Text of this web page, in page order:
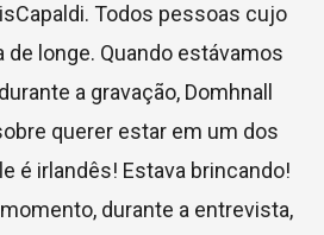
Todos pessoas cujo
de longe. Quando estávamos
a gravação, Domhnall
querer estar em um dos
é irlandês! Estava brincando!
durante a entrevista,